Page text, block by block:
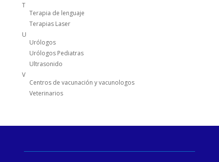
T
Terapia de lenguaje
Terapias Laser
U
Urólogos
Urólogos Pediatras
Ultrasonido
V
Centros de vacunación y vacunologos
Veterinarios